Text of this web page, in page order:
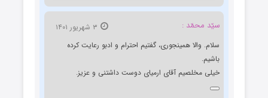
سیّد محمّد :
سلام. والا همینجوری، گفتیم احترام و ادبو رعایت کرده
باشیم.
خیلی مخلصیم آقای ارمیای دوست داشتنی و عزیز.